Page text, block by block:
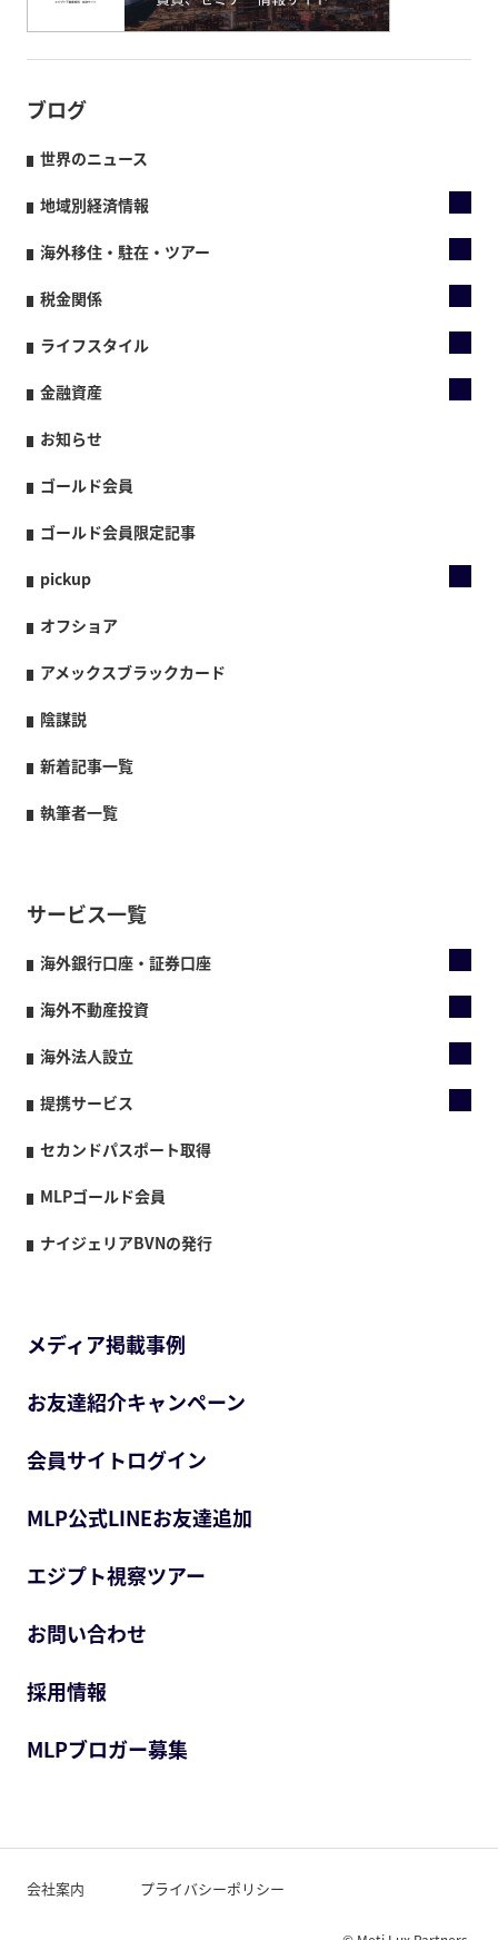
ブログ
世界のニュース
地域別経済情報
海外移住・駐在・ツアー
税金関係
ライフスタイル
金融資産
お知らせ
ゴールド会員
ゴールド会員限定記事
pickup
オフショア
アメックスブラックカード
陰謀説
新着記事一覧
執筆者一覧
サービス一覧
海外銀行口座・証券口座
海外不動産投資
海外法人設立
提携サービス
セカンドパスポート取得
MLPゴールド会員
ナイジェリアBVNの発行
メディア掲載事例
お友達紹介キャンペーン
会員サイトログイン
MLP公式LINEお友達追加
エジプト視察ツアー
お問い合わせ
採用情報
MLPブロガー募集
会社案内 プライバシーポリシー